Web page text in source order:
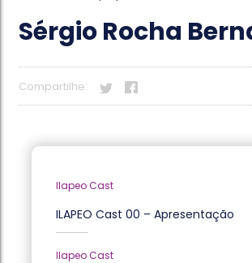
Sérgio Rocha
Compartilhe:
Ilapeo Cast
ILAPEO Cast 00 – Apresentação
Ilapeo Cast